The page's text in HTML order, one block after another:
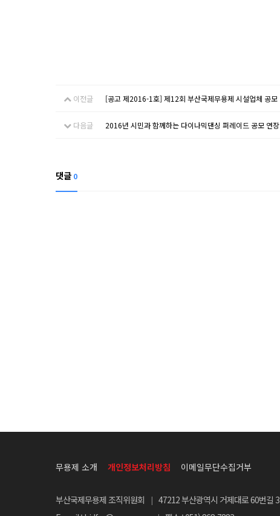
이전글 [공고 제2016-1호] 제12회 부산국제무용제 시설업체 공모
다음글 2016년 시민과 함께하는 다이나믹댄싱 퍼레이드 공모 연장
댓글 0
무용제 소개 개인정보처리방침 이메일무단수집거부
부산국제무용제 조직위원회 | 47212 부산광역시 거제대로 60번길 3